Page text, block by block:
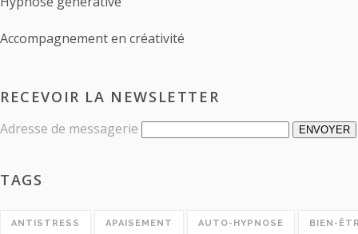
Accompagnement en créativité
RECEVOIR LA NEWSLETTER
Adresse de messagerie ENVOYER
TAGS
ANTISTRESS APAISEMENT AUTO-HYPNOSE BIEN-